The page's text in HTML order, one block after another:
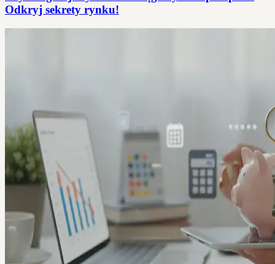
Odkryj sekrety rynku!